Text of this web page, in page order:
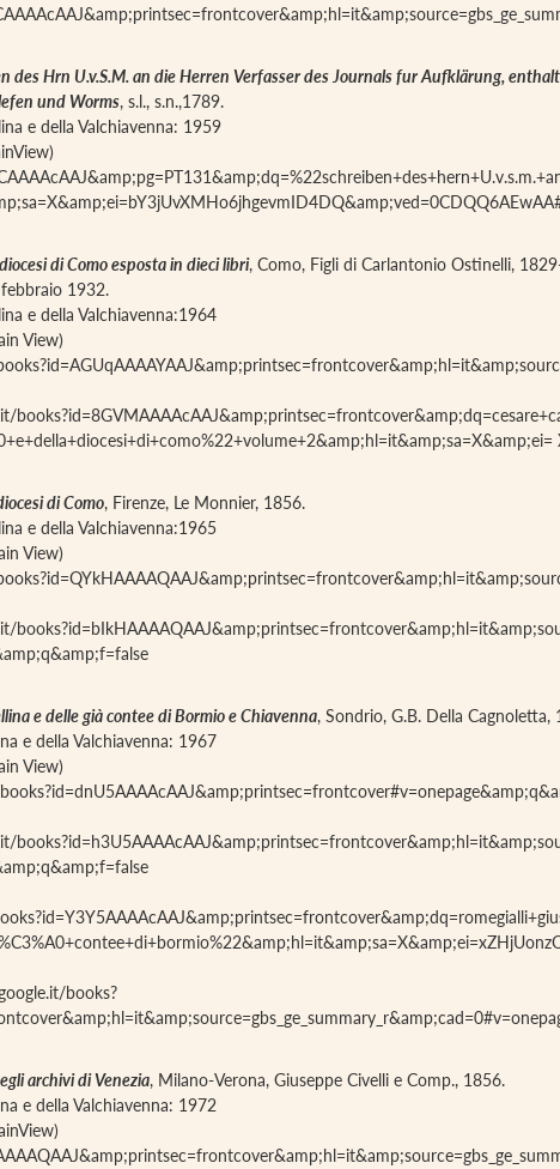
des Hrn U.v.S.M. an die Herren Verfasser des Journals fur Aufklärung,
und Worms, s.l., s.n.,1789.
e della Valchiavenna: 1959
di Como esposta in dieci libri, Como, Figli di Carlantonio Ostinelli,
1932.
e della Valchiavenna:1964
View)
di Como, Firenze, Le Monnier, 1856.
e della Valchiavenna:1965
View)
e delle già contee di Bormio e Chiavenna, Sondrio, G.B. Della Cagnoletta,
e della Valchiavenna: 1967
View)
books?
archivi di Venezia, Milano-Verona, Giuseppe Civelli e Comp., 1856.
e della Valchiavenna: 1972